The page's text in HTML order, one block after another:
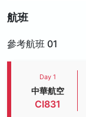
航班
參考航班 01
Day 1
中華航空
CI831